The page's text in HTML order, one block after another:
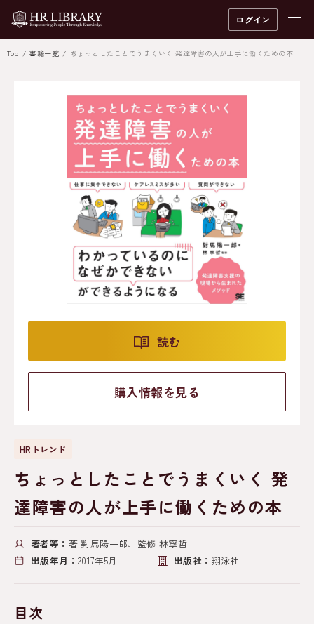
ログイン
Top 書籍一覧 ちょっとしたことでうまくいく 発達障害の人が上手に働くための本
読む
購入情報を見る
HRトレンド
ちょっとしたことでうまくいく 発
達障害の人が上手に働くための本
著者等： 著 對馬陽一郎、監修 林寧哲
出版年月： 2017年5月 出版社： 翔泳社
目次